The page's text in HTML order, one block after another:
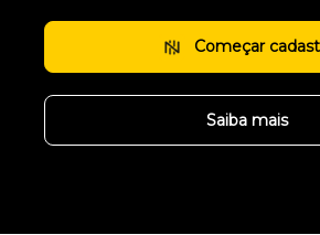
Começar
Saiba mais